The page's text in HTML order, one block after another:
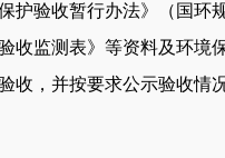
护验收暂行办法》（国环
收监测表》等资料及环境
收，并按要求公示验收情况